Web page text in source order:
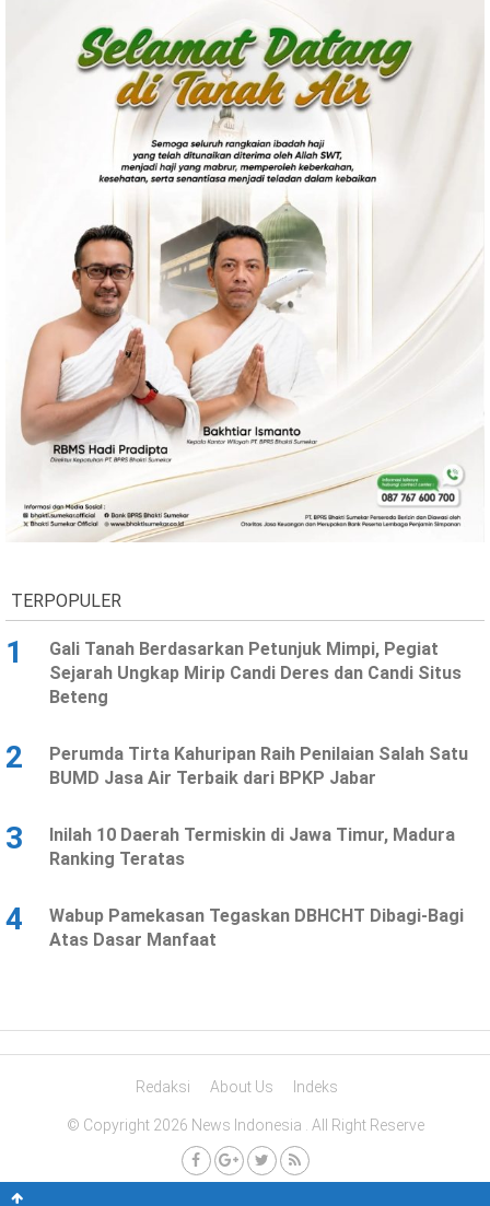
Budaya
Ekonomi
Indeks
2026
News
Indonesia
Right
Reserve
TERPOPULER
1
Gali Tanah Berdasarkan Petunjuk Mimpi, Pegiat
Sejarah Ungkap Mirip Candi Deres dan Candi Situs
Beteng
2
Perumda Tirta Kahuripan Raih Penilaian Salah Satu
BUMD Jasa Air Terbaik dari BPKP Jabar
3
Inilah 10 Daerah Termiskin di Jawa Timur, Madura
Ranking Teratas
4
Wabup Pamekasan Tegaskan DBHCHT Dibagi-Bagi
Atas Dasar Manfaat
Redaksi About Us Indeks
© Copyright 2026 News Indonesia . All Right Reserve